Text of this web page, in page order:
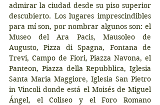
admirar la ciudad desde su piso superior
descubierto. Los lugares imprescindibles
para mí son, por nombrar algunos son: el
Museo del Ara Pacis, Mausoleo de
Augusto, Pizza di Spagna, Fontana de
Trevi, Campo de Fiori, Piazza Navona, el
Panteon, Piazza della Repubblica, Iglesia
Santa Maria Maggiore, Iglesia San Pietro
in Vincoli donde está el Moisés de Miguel
Ángel, el Coliseo y el Foro Romano